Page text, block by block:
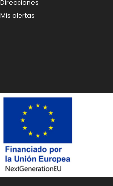
Direcciones
Mis alertas